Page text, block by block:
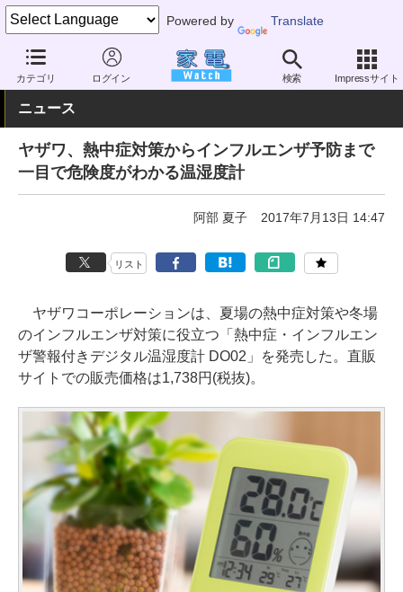
Powered by Translate
カテゴリ ログイン 検索 Impressサイト
家電 Watch ヘルスケア 健康家電 温湿度計
ニュース
ヤザワ、熱中症対策からインフルエンザ予防まで
一目で危険度がわかる温湿度計
阿部 夏子 2017年7月13日 14:47
リスト
ヤザワコーポレーションは、夏場の熱中症対策や冬場
のインフルエンザ対策に役立つ「熱中症・インフルエン
ザ警報付きデジタル温湿度計 DO02」を発売した。直販
サイトでの販売価格は1,738円(税抜)。